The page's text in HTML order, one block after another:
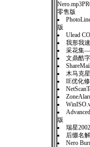
零售版
版
Ulead
我形我
采花集
文鼎酷
木马克
IE优化
版
瑞星
后缀名
Nero